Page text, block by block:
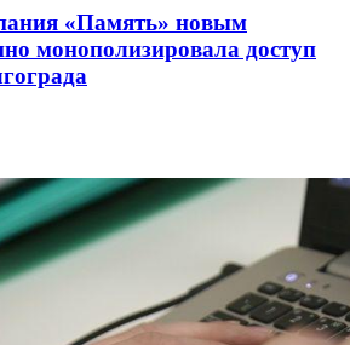
«Память» новым
монополизировала доступ